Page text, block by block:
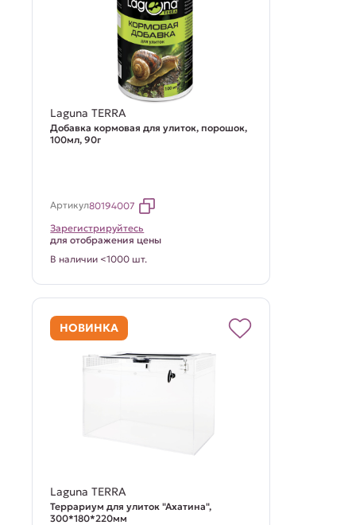
Laguna TERRA
Добавка кормовая для улиток, порошок,
100мл, 90г
Артикул80194007
Зарегистрируйтесь
для отображения цены
В наличии <1000 шт.
НОВИНКА
Laguna TERRA
Террариум для улиток "Ахатина",
300*180*220мм